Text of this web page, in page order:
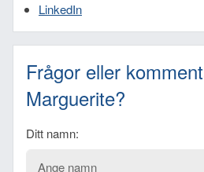
LinkedIn
Frågor eller
Marguerite?
Ditt namn: